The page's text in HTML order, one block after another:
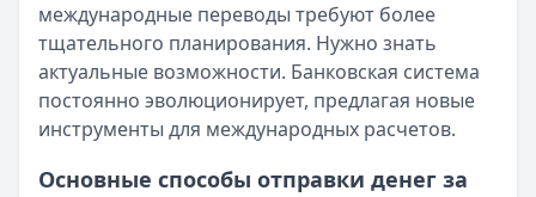
международные переводы требуют более
тщательного планирования. Нужно знать
актуальные возможности. Банковская система
постоянно эволюционирует, предлагая новые
инструменты для международных расчетов.
Основные способы отправки денег за